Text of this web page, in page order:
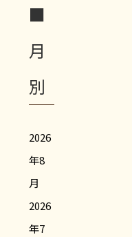
■
月
別
2026
年8
月
2026
年7